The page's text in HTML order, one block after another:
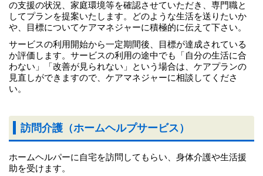
の支援の状況、家庭環境等を確認させていただき、専門職と
してプランを提案いたします。どのような生活を送りたいか
や、目標についてケアマネジャーに積極的に伝えて下さい。
サービスの利用開始から一定期間後、目標が達成されている
か評価します。サービスの利用の途中でも「自分の生活に合
わない」「改善が見られない」という場合は、ケアプランの
見直しができますので、ケアマネジャーに相談してくださ
い。
訪問介護（ホームヘルプサービス）
ホームヘルパーに自宅を訪問してもらい、身体介護や生活援
助を受けます。